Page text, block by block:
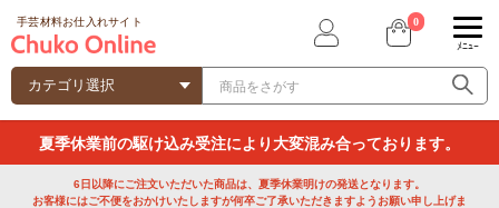
手芸材料お仕入れサイト 0
ﾒﾆｭｰ
夏季休業前の駆け込み受注により大変混み合っております。
6日以降にご注文いただいた商品は、夏季休業明けの発送となります。
お客様にはご不便をおかけいたしますが何卒ご了承いただきますようお願い申し上げま